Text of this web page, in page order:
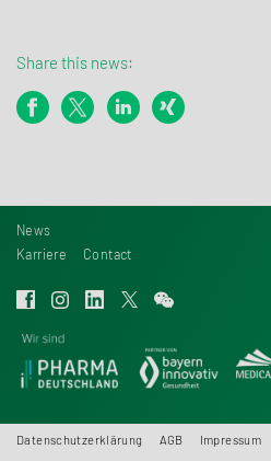
Share this news:
News
Karriere
Contact
Datenschutzerklärung AGB Impressum